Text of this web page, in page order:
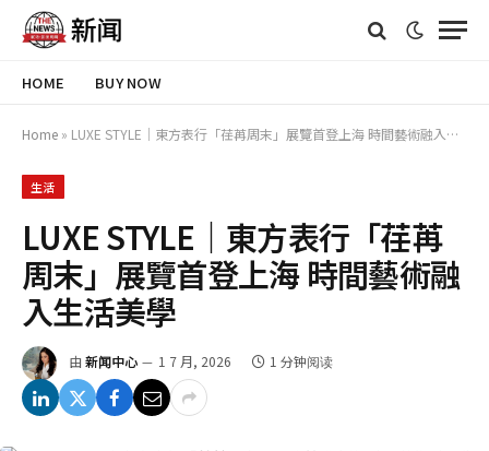
HOME BUY NOW
Home » LUXE STYLE｜東方表行「荏苒周末」展覽首登上海 時間藝術融入生活美學
生活
LUXE STYLE｜東方表行「荏苒
周末」展覽首登上海 時間藝術融
入生活美學
由 新闻中心 1 7 月, 2026 1 分钟阅读